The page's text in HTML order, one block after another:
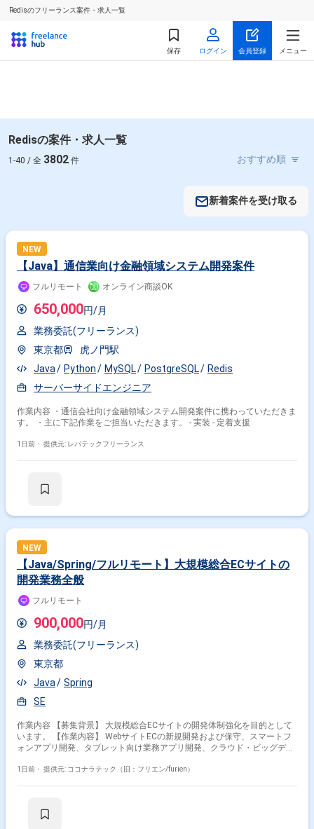
Redisのフリーランス案件・求人一覧
保存 ログイン 会員登録 メニュー
Redisの案件・求人一覧
1-40 / 全 3802 件
新着案件を受け取る
NEW
【Java】通信業向け金融領域システム開発案件
フルリモート オンライン商談OK
650,000円/月
業務委託(フリーランス)
東京都
虎ノ門駅
Java
Python MySQL PostgreSQL
Redis
サーバーサイドエンジニア
作業内容 ・通信会社向け金融領域システム開発案件に携わっていただきま
す。 ・主に下記作業をご担当いただきます。 - 実装 - 定着支援
1日前・ 提供元: レバテックフリーランス
NEW
【Java/Spring/フルリモート】大規模総合ECサイトの
開発業務全般
フルリモート
900,000円/月
業務委託(フリーランス)
東京都
Java
Spring
SE
作業内容 【募集背景】 大規模総合ECサイトの開発体制強化を目的として
います。 【作業内容】 WebサイトECの新規開発および保守、スマートフ
ォンアプリ開発、タブレット向け業務アプリ開発、クラウド・ビッグデー
製造、各種テストを担当します。 【求める人物像】 最新技術やアーキテ
WebシステムではJava、Springなどの各種フレームワークを使用します。
1日前・ 提供元: ココナラテック（旧：フリエン/furien）